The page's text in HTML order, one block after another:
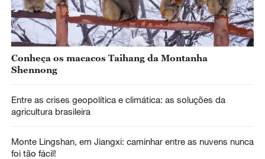
Conheça os macacos Taihang da Montanha
Shennong
Entre as crises geopolítica e climática: as soluções da
agricultura brasileira
Monte Lingshan, em Jiangxi: caminhar entre as nuvens nunca
foi tão fácil!